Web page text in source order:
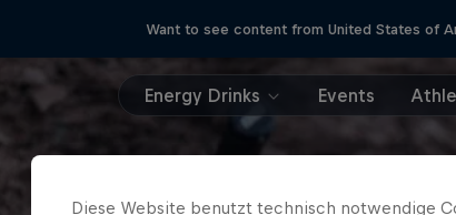
Want to see content from United States of
Energy Drinks Events
Diese Website benutzt technisch notwendige